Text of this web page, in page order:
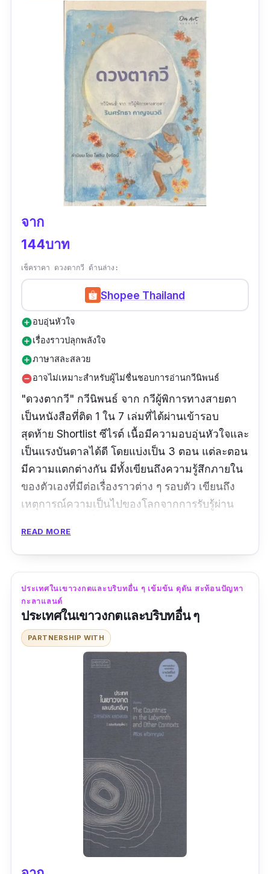
สำนักพิมพ์ :สำนักพิมพ์ผจญภัย
จำนวนหน้า : 279
ยังไม่พบรีวิว
จาก
144บาท
เช็คราคา ดวงตากวี ด้านล่าง:
Shopee Thailand
add_circleอบอุ่นหัวใจ
add_circleเรื่องราวปลุกพลังใจ
add_circleภาษาสละสลวย
remove_circleอาจไม่เหมาะสำหรับผู้ไม่ชื่นชอบการอ่านกวีนิพนธ์
"ดวงตากวี" กวีนิพนธ์ จาก กวีผู้พิการทางสายตา
เป็นหนังสือที่ติด 1 ใน 7 เล่มที่ได้ผ่านเข้ารอบ
สุดท้าย Shortlist ซีไรต์ เนื้อมีความอบอุ่นหัวใจและ
เป็นแรงบันดาลได้ดี โดยแบ่งเป็น 3 ตอน แต่ละตอน
มีความแตกต่างกัน มีทั้งเขียนถึงความรู้สึกภายใน
ของตัวเองที่มีต่อเรื่องราวต่าง ๆ รอบตัว เขียนถึง
เหตุการณ์ความเป็นไปของโลกจากการรับรู้ผ่าน
คือการส่งมอบพลังใจในการใช้ชีวิตต่อไปให้แก่ทุก
คนบนโลก
ข้อมูลเฉพาะ
ประเภท :กวีนิพนธ์
ผู้แต่ง :รินศรัทธา กาญจนวตี
สำนักพิมพ์ : สำนักพิมพ์ ออน อาร์ต
ยังไม่พบรีวิว
READ MORE
ประเทศในเขาวงกตและบริบทอื่น ๆ เข้มข้น ดุดัน สะท้อนปัญหา
กะลาแลนด์
ประเทศในเขาวงกตและบริบทอื่น ๆ
PARTNERSHIP WITH